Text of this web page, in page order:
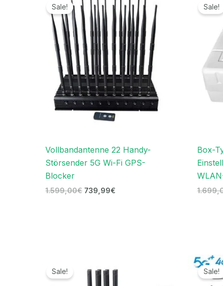
Sale!
Vollbandantenne 22 Handy-
Störsender 5G Wi-Fi GPS-
Blocker
1.599,00€
Preis
war:
1.599,00€
739,99€
Preis
ist:
739,99€.
Sale!
Box-
Sale!
Preis
war:
Preis
ist:
Sale!